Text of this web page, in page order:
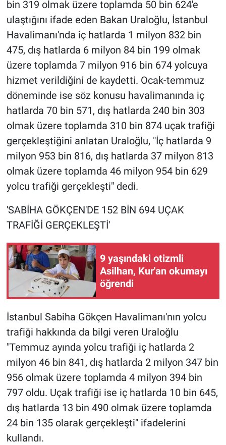
bin 319 olmak üzere toplamda 50 bin 624'e
ulaştığını ifade eden Bakan Uraloğlu, İstanbul
Havalimanı'nda iç hatlarda 1 milyon 832 bin
475, dış hatlarda 6 milyon 84 bin 199 olmak
üzere toplamda 7 milyon 916 bin 674 yolcuya
hizmet verildiğini de kaydetti. Ocak-temmuz
döneminde ise söz konusu havalimanında iç
hatlarda 70 bin 571, dış hatlarda 240 bin 303
olmak üzere toplamda 310 bin 874 uçak trafiği
gerçekleştiğini anlatan Uraloğlu, "İç hatlarda 9
milyon 953 bin 816, dış hatlarda 37 milyon 813
olmak üzere toplamda 46 milyon 954 bin 629
yolcu trafiği gerçekleşti" dedi.
'SABİHA GÖKÇEN'DE 152 BİN 694 UÇAK
TRAFİĞİ GERÇEKLEŞTİ'
9 yaşındaki otizmli
Asilhan, Kur'an okumayı
öğrendi
İstanbul Sabiha Gökçen Havalimanı'nın yolcu
trafiği hakkında da bilgi veren Uraloğlu
"Temmuz ayında yolcu trafiği iç hatlarda 2
milyon 46 bin 841, dış hatlarda 2 milyon 347 bin
956 olmak üzere toplamda 4 milyon 394 bin
797 oldu. Uçak trafiği ise iç hatlarda 10 bin 645,
dış hatlarda 13 bin 490 olmak üzere toplamda
24 bin 135 olarak gerçekleşti" ifadelerini
kullandı.